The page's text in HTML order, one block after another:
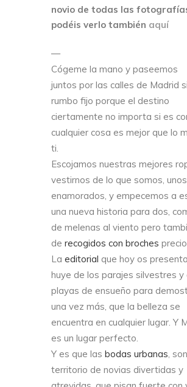
novio de todas las
podéis verlo también aquí
—
Cógeme la mano y paseemos
juntos por las calles de Madrid
rumbo fijo porque el destino
ciertamente no importa si es
cualquier cosa es mejor que lo
ti.
Escojamos nuestras mejores
vestirnos de lo que somos,
enamorados, y empecemos a
una nueva historia para dos,
de melenas al viento pero
de recogidos con broches
La editorial que hoy os
huye de los parajes silvestres y
playas de ensueño para
una vez más, que la belleza se
encuentra en cualquier lugar. Y
es un lugar perfecto.
Y es que las bodas urbanas, son
territorio de novias divertidas y